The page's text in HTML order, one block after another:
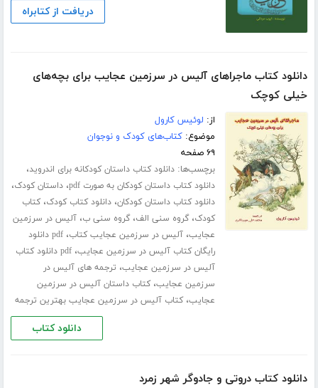
دریافت از کتابراه
دانلود کتاب ماجراهای آلیس در سرزمین عجایب برای بچه‌های
خیلی کوچک
از: لوئیس کارول
موضوع:کتاب‌های کودک و نوجوان
۶۹ صفحه
برچسب‌ها:دانلود کتاب داستان کودکانه برای اندروید،
دانلود کتاب داستان کودکان به صورت pdf ،داستان کودک،
دانلود کتاب داستان کودکان،دانلود کتاب کودک،کتاب
کودک،گروه سنی الف،گروه سنی ب،آلیس در سرزمین
عجایب،آلیس در سرزمین عجایب کتاب،
pdf دانلود
رایگان کتاب آلیس در سرزمین عجایب،
pdf دانلود کتاب
آلیس در سرزمین عجایب، ترجمه های آلیس در
سرزمین عجایب،کتاب داستان آلیس در سرزمین
عجایب،کتاب آلیس در سرزمین عجایب بهترین ترجمه
دانلود کتاب
دانلود کتاب دروتی و جادوگر شهر زمرد